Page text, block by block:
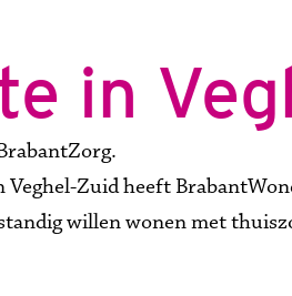
in
Veghel-Zuid heeft
willen wonen met